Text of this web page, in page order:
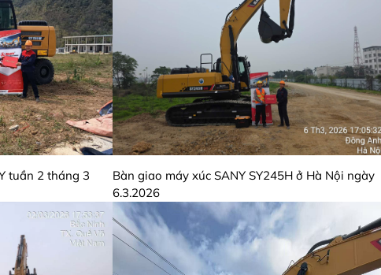
tuần 2 tháng 3
Bàn giao máy xúc SANY SY245H ở Hà Nội ngày
6.3.2026